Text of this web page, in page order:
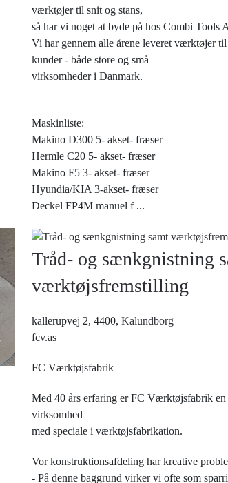
værktøjer til snit og stans,
så har vi noget at byde på hos Combi Tools
Vi har gennem alle årene leveret værktøjer
kunder - både store og små
virksomheder i Danmark.
Maskinliste:
Makino D300 5- akset- fræser
Hermle C20 5- akset- fræser
Makino F5 3- akset- fræser
Hyundia/KIA 3-akset- fræser
Deckel FP4M manuel f ...
Tråd- og sænkgnistning
værktøjsfremstilling
kallerupvej 2, 4400, Kalundborg
fcv.as
FC Værktøjsfabrik
Med 40 års erfaring er FC Værktøjsfabrik en
virksomhed
med speciale i værktøjsfabrikation.
Vor konstruktionsafdeling har kreative
- På denne baggrund virker vi ofte som